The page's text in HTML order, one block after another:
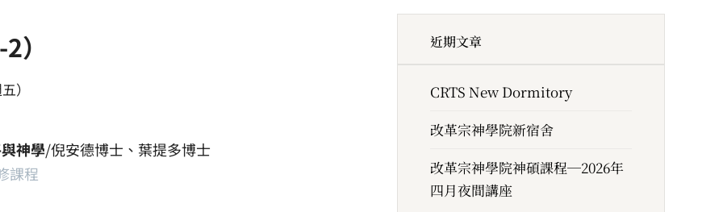
）
）
神學/倪安德博士、葉提多博士
課程
近期文章
CRTS New Dormitory
改革宗神學院新宿舍
改革宗神學院神碩課程─2026年
四月夜間講座